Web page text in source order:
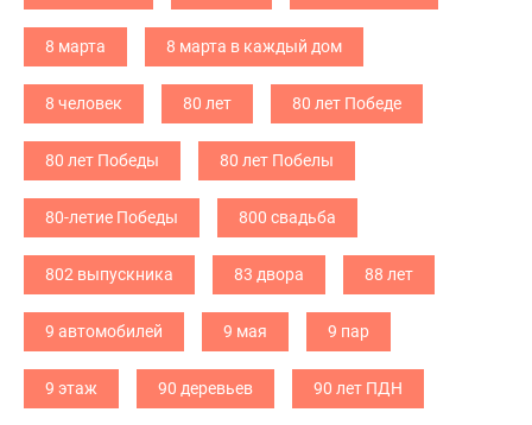
8 марта 8 марта в каждый дом
8 человек 80 лет 80 лет Победе
80 лет Победы 80 лет Побелы
80-летие Победы 800 свадьба
802 выпускника 83 двора 88 лет
9 автомобилей 9 мая 9 пар
9 этаж 90 деревьев 90 лет ПДН